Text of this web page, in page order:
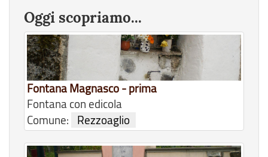
Oggi scopriamo...
Fontana Magnasco - prima
Fontana con edicola
Comune:
Rezzoaglio